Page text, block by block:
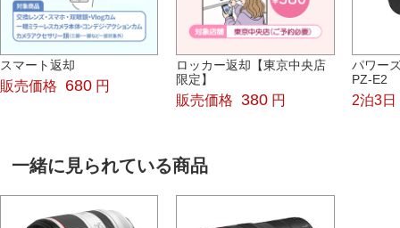
スマート返却
販売価格 680 円
ロッカー返却【東京中央店
限定】
販売価格 380 円
パワー
PZ-E2
2泊3日
一緒に見られている商品